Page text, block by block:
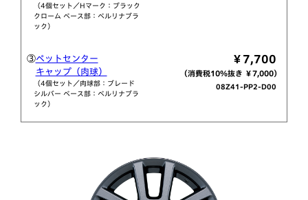
（4個セット／Hマーク：ブラック
クローム ベース部：ベルリナブラ
ック）
③ペットセンター
キャップ（肉球）
（4個セット／肉球部：ブレード
シルバー ベース部：ベルリナブラ
ック）
￥7,700
（消費税10％抜き ￥7,000）
08Z41-PP2-D00